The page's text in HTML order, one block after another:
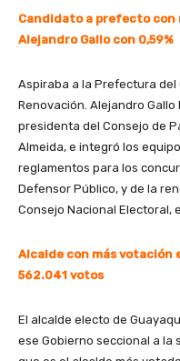
Candidato a prefecto con
Alejandro Gallo con 0,59%
Aspiraba a la Prefectura del
Renovación. Alejandro
presidenta del Consejo de
Almeida, e integró los
reglamentos para los
Defensor Público, y de la
Consejo Nacional Electoral,
Alcalde con más votación
562.041 votos
El alcalde electo de
ese Gobierno seccional a la